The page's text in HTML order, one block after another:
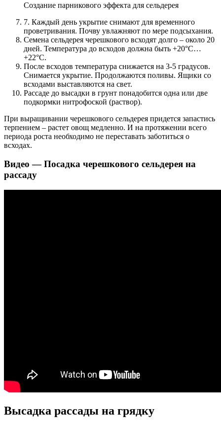
Создание парникового эффекта для сельдерея
7. Каждый день укрытие снимают для временного
проветривания. Почву увлажняют по мере подсыхания.
Семена сельдерея черешкового всходят долго – около 20
дней. Температура до всходов должна быть +20°С…
+22°С.
После всходов температура снижается на 3-5 градусов.
Снимается укрытие. Продолжаются поливы. Ящики со
всходами выставляются на свет.
Рассаде до высадки в грунт понадобится одна или две
подкормки нитрофоской (раствор).
При выращивании черешкового сельдерея придется запастись
терпением – растет овощ медленно. И на протяжении всего
периода роста необходимо не переставать заботиться о
всходах.
Видео — Посадка черешкового сельдерея на
рассаду
Высадка рассады на грядку